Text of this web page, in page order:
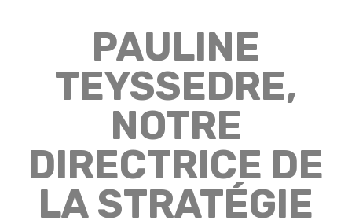
PAULINE
TEYSSEDRE,
NOTRE
DIRECTRICE DE
LA STRATÉGIE